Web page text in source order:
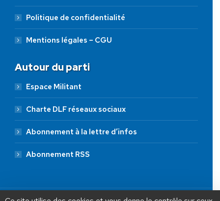
Politique de confidentialité
Mentions légales – CGU
Autour du parti
Espace Militant
Charte DLF réseaux sociaux
Abonnement à la lettre d’infos
Abonnement RSS
JE FAIS UN DON À DLF